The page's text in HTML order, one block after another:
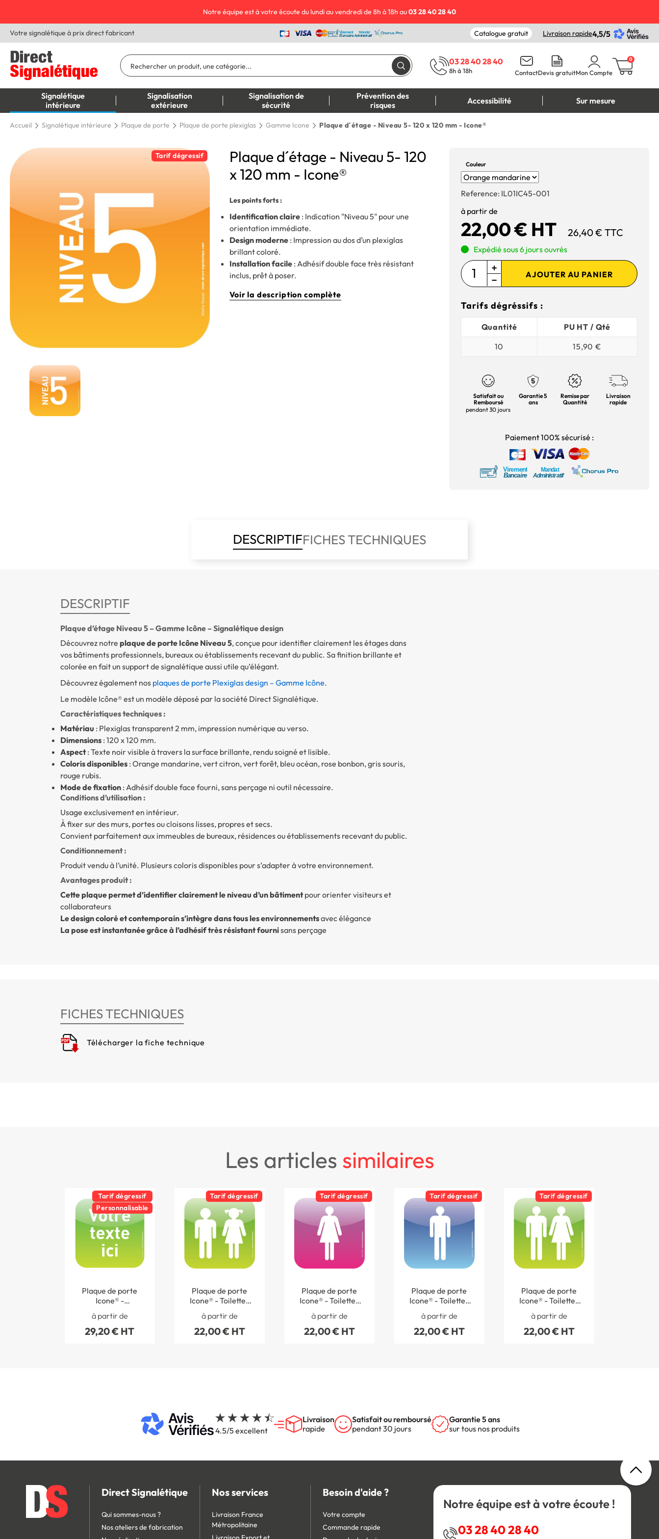
Notre équipe est à votre écoute du lundi au vendredi de 8h à 18h au03 28 40 28 40
Votre signalétique à prix direct fabricant Catalogue gratuit Livraison rapide4,5/5
03 28 40 28 40
8h à 18h ContactDevis gratuitMon Compte
0
Signalétique
intérieure
Signalisation
extérieure
Signalisation de
sécurité
Prévention des
risques
Accessibilité Sur mesure
Accueil Signalétique intérieure Plaque de porte Plaque de porte plexiglas Gamme Icone Plaque d´étage - Niveau 5- 120 x 120 mm - Icone®
Tarif dégressif
Plaque d´étage - Niveau 5- 120
x 120 mm - Icone®
Les points forts :
Identification claire : Indication "Niveau 5" pour une
orientation immédiate.
Design moderne : Impression au dos d’un plexiglas
brillant coloré.
Installation facile : Adhésif double face très résistant
inclus, prêt à poser.
Voir la description complète
Couleur
Reference: IL01IC45-001
à partir de
22,00 € HT 26,40 € TTC
Expédié sous 6 jours ouvrés
AJOUTER AU PANIER
Tarifs dégréssifs :
Quantité
PU HT / Qté
10
15,90 €
Satisfait ou
Remboursé
pendant 30 jours
Garantie 5
ans
Remise par
Quantité
Livraison
rapide
Paiement 100% sécurisé :
DESCRIPTIFFICHES TECHNIQUES
DESCRIPTIF
Plaque d’étage Niveau 5 – Gamme Icône – Signalétique design
Découvrez notre plaque de porte Icône Niveau 5, conçue pour identifier clairement les étages dans
vos bâtiments professionnels, bureaux ou établissements recevant du public. Sa finition brillante et
colorée en fait un support de signalétique aussi utile qu’élégant.
Découvrez également nos plaques de porte Plexiglas design – Gamme Icône.
Le modèle Icône® est un modèle déposé par la société Direct Signalétique.
Caractéristiques techniques :
Matériau : Plexiglas transparent 2 mm, impression numérique au verso.
Dimensions: 120 x 120 mm.
Aspect: Texte noir visible à travers la surface brillante, rendu soigné et lisible.
Coloris disponibles: Orange mandarine, vert citron, vert forêt, bleu océan, rose bonbon, gris souris,
rouge rubis.
Mode de fixation: Adhésif double face fourni, sans perçage ni outil nécessaire.
Conditions d’utilisation :
Usage exclusivement en intérieur.
À fixer sur des murs, portes ou cloisons lisses, propres et secs.
Convient parfaitement aux immeubles de bureaux, résidences ou établissements recevant du public.
Conditionnement :
Produit vendu à l’unité. Plusieurs coloris disponibles pour s’adapter à votre environnement.
Avantages produit :
Cette plaque permet d’identifier clairement le niveau d’un bâtimentpour orienter visiteurs et
collaborateurs
Le design coloré et contemporain s’intègre dans tous les environnementsavec élégance
La pose est instantanée grâce à l’adhésif très résistant fournisans perçage
FICHES TECHNIQUES
Télécharger la fiche technique
les articles similaires
Tarif dégressif
Personnalisable
Plaque de porte
Icone® -
Personnalisée - 120
x 120 mm
à partir de
29,20 € HT
Tarif dégressif
Plaque de porte
Icone® - Toilettes
enfants - 120 x 120
mm
à partir de
22,00 € HT
Tarif dégressif
Plaque de porte
Icone® - Toilettes
femmes - 120 x 120
mm
à partir de
22,00 € HT
Tarif dégressif
Plaque de porte
Icone® - Toilettes
hommes - 120 x 120
mm
à partir de
22,00 € HT
Tarif dégressif
Plaque de porte
Icone® - Toilettes
Hommes Femmes -
120 x 120 mm
à partir de
22,00 € HT
4.5/5 excellent
Livraison
rapide
Satisfait ou remboursé
pendant 30 jours
Garantie 5 ans
sur tous nos produits
Direct Signalétique
Qui sommes-nous ?
Nos ateliers de fabrication
Nos services
Livraison France
Métropolitaine
Besoin d'aide ?
Votre compte
Commande rapide
Notre équipe est à votre écoute !
03 28 40 28 40